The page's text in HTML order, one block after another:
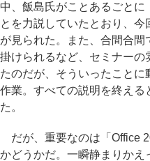
中、飯島氏がことあるごとに
とを力説していたとおり、
が見られた。また、合間合
掛けられるなど、セミナー
たのだが、そういったことに
作業。すべての説明を終える
た。
だが、重要なのは「Office
かどうかだ。一瞬静まりかえ